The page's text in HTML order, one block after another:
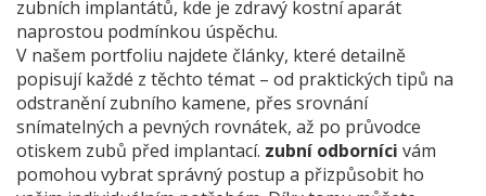
zubních implantátů, kde je zdravý kostní aparát
naprostou podmínkou úspěchu.
V našem portfoliu najdete články, které detailně
popisují každé z těchto témat – od praktických tipů na
odstranění zubního kamene, přes srovnání
snímatelných a pevných rovnátek, až po průvodce
otiskem zubů před implantací. zubní odborníci vám
pomohou vybrat správný postup a přizpůsobit ho